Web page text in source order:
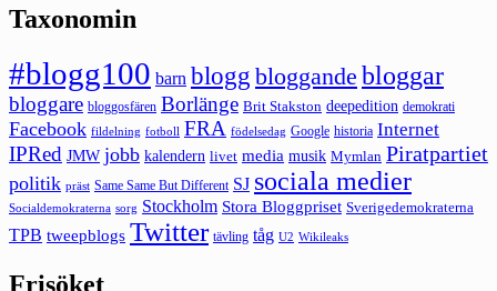
Taxonomin
#blogg100 barn blogg bloggande bloggar
bloggare bloggosfären Borlänge Brit Stakston deepedition demokrati
Facebook fildelning fotboll FRA födelsedag Google historia Internet
IPRed JMW jobb kalendern livet media musik Mymlan Piratpartiet
politik präst Same Same But Different SJ sociala medier
Socialdemokraterna sorg Stockholm Stora Bloggpriset Sverigedemokraterna
TPB tweepblogs Twitter tävling tåg U2 Wikileaks
Frisöket